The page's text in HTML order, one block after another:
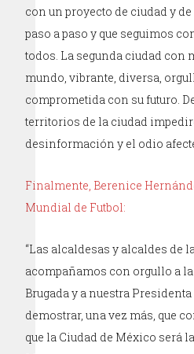
con un proyecto de ciudad y
paso a paso y que seguimos
todos. La segunda ciudad con
mundo, vibrante, diversa,
comprometida con su futuro.
territorios de la ciudad
desinformación y el odio
Finalmente, Berenice
Mundial de Futbol:
“Las alcaldesas y alcaldes de
acompañamos con orgullo a
Brugada y a nuestra
demostrar, una vez más, que
que la Ciudad de México será